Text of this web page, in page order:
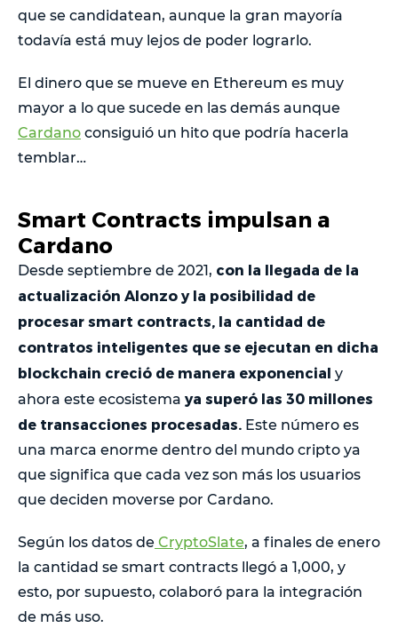
que se candidatean, aunque la gran mayoría
todavía está muy lejos de poder lograrlo.
El dinero que se mueve en Ethereum es muy
mayor a lo que sucede en las demás aunque
Cardano consiguió un hito que podría hacerla
temblar…
Smart Contracts impulsan a
Cardano
Desde septiembre de 2021, con la llegada de la
actualización Alonzo y la posibilidad de
procesar smart contracts, la cantidad de
contratos inteligentes que se ejecutan en dicha
blockchain creció de manera exponencial y
ahora este ecosistema ya superó las 30 millones
de transacciones procesadas. Este número es
una marca enorme dentro del mundo cripto ya
que significa que cada vez son más los usuarios
que deciden moverse por Cardano.
Según los datos de CryptoSlate, a finales de enero
la cantidad se smart contracts llegó a 1,000, y
esto, por supuesto, colaboró para la integración
de más uso.